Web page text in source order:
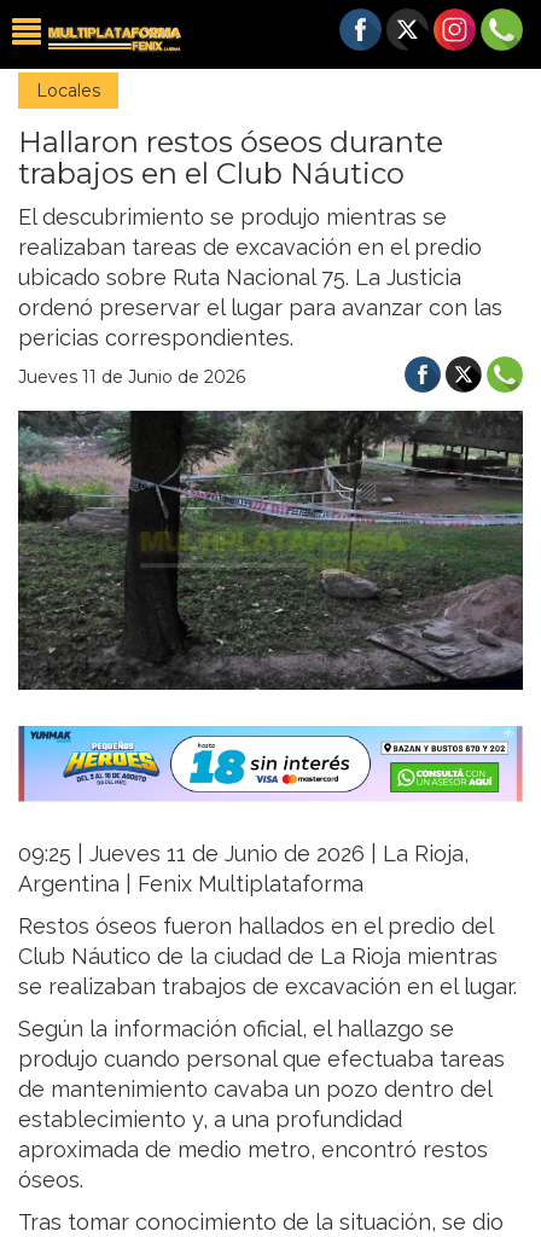
Locales
Hallaron restos óseos durante
trabajos en el Club Náutico
El descubrimiento se produjo mientras se
realizaban tareas de excavación en el predio
ubicado sobre Ruta Nacional 75. La Justicia
ordenó preservar el lugar para avanzar con las
pericias correspondientes.
Jueves 11 de Junio de 2026
09:25 | Jueves 11 de Junio de 2026 | La Rioja,
Argentina | Fenix Multiplataforma
Restos óseos fueron hallados en el predio del
Club Náutico de la ciudad de La Rioja mientras
se realizaban trabajos de excavación en el lugar.
Según la información oficial, el hallazgo se
produjo cuando personal que efectuaba tareas
de mantenimiento cavaba un pozo dentro del
establecimiento y, a una profundidad
aproximada de medio metro, encontró restos
óseos.
Tras tomar conocimiento de la situación, se dio